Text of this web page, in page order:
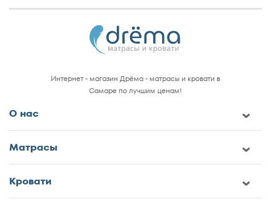
Интернет - магазин Дрёма - матрасы и кровати в
Самаре по лучшим ценам!
О нас
Матрасы
Кровати